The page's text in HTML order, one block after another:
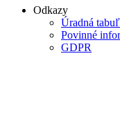
Odkazy
Úradná
Povinné
GDPR